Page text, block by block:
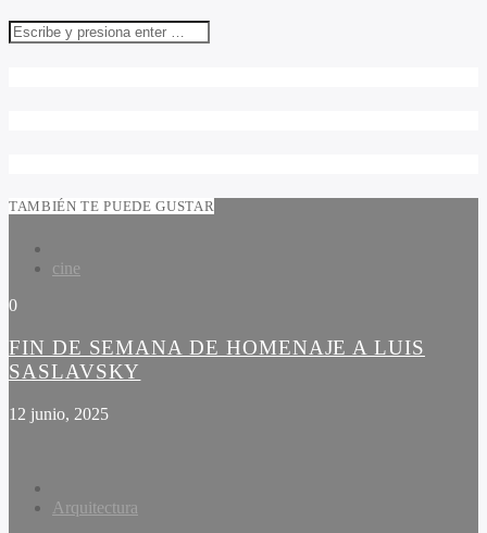
TAMBIÉN TE PUEDE GUSTAR
cine
0
FIN DE SEMANA DE HOMENAJE A LUIS
SASLAVSKY
12 junio, 2025
Arquitectura